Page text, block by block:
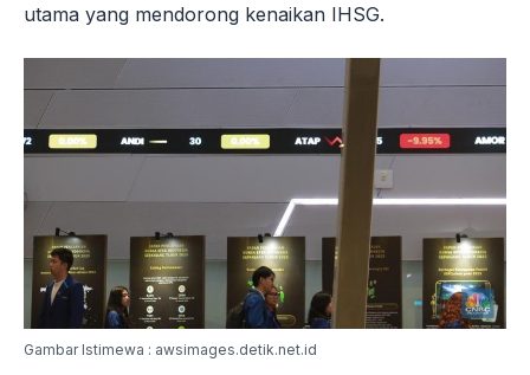
utama yang mendorong kenaikan IHSG.
Gambar Istimewa : awsimages.detik.net.id